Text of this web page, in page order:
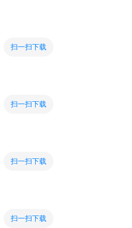
扫一扫下载
扫一扫下载
扫一扫下载
扫一扫下载